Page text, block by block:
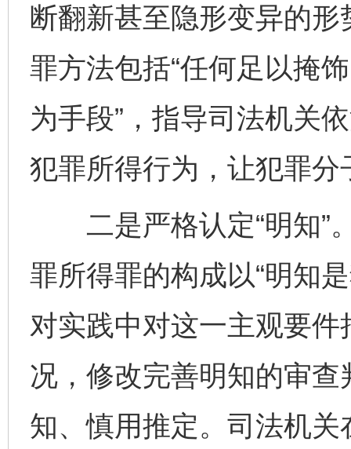
断翻新甚至隐形变异的
罪方法包括“任何足以掩
为手段”，指导司法机关
犯罪所得行为，让犯罪分
二是严格认定“明知”
罪所得罪的构成以“明知
对实践中对这一主观要
况，修改完善明知的审
知、慎用推定。司法机